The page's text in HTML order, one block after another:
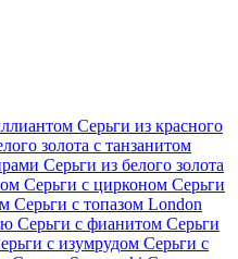
Серьги из красного
золота с танзанитом
Серьги из белого золота
Серьги с цирконом Серьги
Серьги с топазом London
Серьги с фианитом Серьги
с изумрудом Серьги с